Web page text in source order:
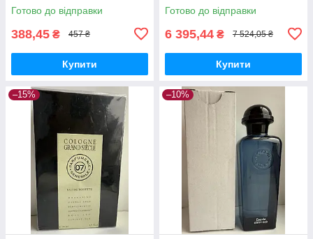
Готово до відправки
388,45 ₴ 457 ₴
Купити
Готово до відправки
6 395,44 ₴ 7 524,05 ₴
Купити
–15% –10%